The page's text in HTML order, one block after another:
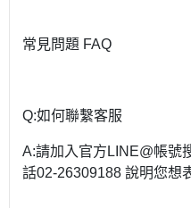
常見問題 FAQ
Q:如何聯繫客服
A:請加入官方LINE@帳號
話02-26309188 說明您想